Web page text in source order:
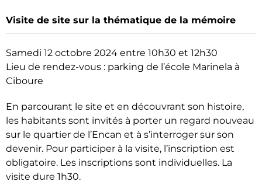
Visite de site sur la thématique de la mémoire
Samedi 12 octobre 2024 entre 10h30 et 12h30
Lieu de rendez-vous : parking de l’école Marinela à
Ciboure
En parcourant le site et en découvrant son histoire,
les habitants sont invités à porter un regard nouveau
sur le quartier de l’Encan et à s’interroger sur son
devenir. Pour participer à la visite, l’inscription est
obligatoire. Les inscriptions sont individuelles. La
visite dure 1h30.